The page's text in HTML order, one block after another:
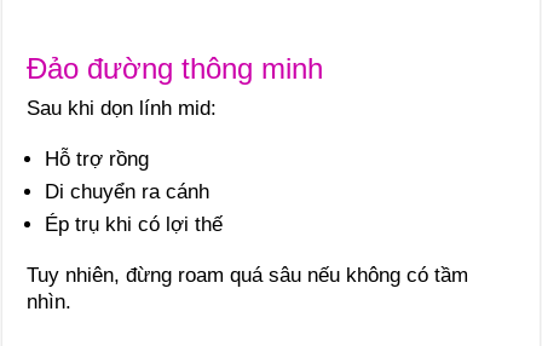
Đảo đường thông minh
Sau khi dọn lính mid:
Hỗ trợ rồng
Di chuyển ra cánh
Ép trụ khi có lợi thế
Tuy nhiên, đừng roam quá sâu nếu không có tầm
nhìn.